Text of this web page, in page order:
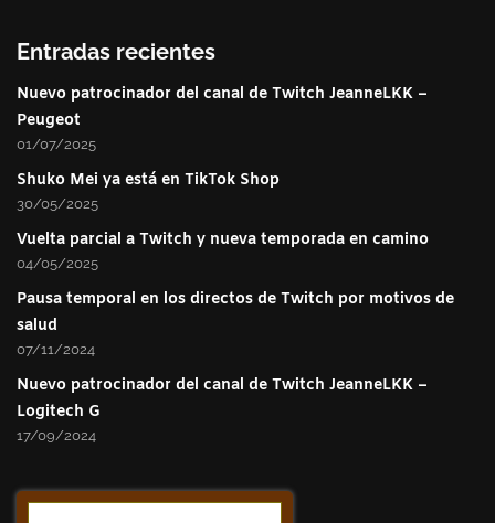
Entradas recientes
Nuevo patrocinador del canal de Twitch JeanneLKK –
Peugeot
01/07/2025
Shuko Mei ya está en TikTok Shop
30/05/2025
Vuelta parcial a Twitch y nueva temporada en camino
04/05/2025
Pausa temporal en los directos de Twitch por motivos de
salud
07/11/2024
Nuevo patrocinador del canal de Twitch JeanneLKK –
Logitech G
17/09/2024